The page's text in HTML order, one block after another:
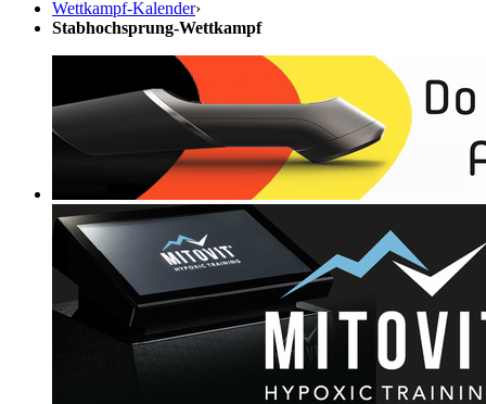
Wettkampf-Kalender›
Stabhochsprung-Wettkampf